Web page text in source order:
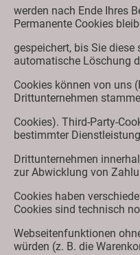
werden nach Ende Ihres
Permanente Cookies
gespeichert, bis Sie
automatische Löschung
Cookies können von uns
Drittunternehmen
Cookies). Third-Party-
bestimmter
Drittunternehmen
zur Abwicklung von
Cookies haben
Cookies sind technisch
Webseitenfunktionen
würden (z. B. die